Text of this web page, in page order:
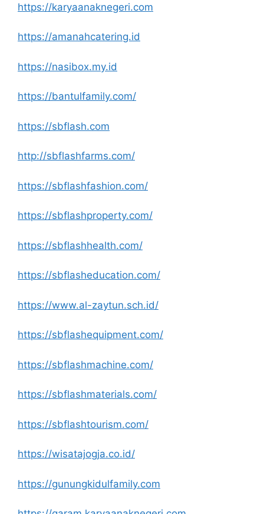
https://karyaanaknegeri.com
https://amanahcatering.id
https://nasibox.my.id
https://bantulfamily.com/
https://sbflash.com
http://sbflashfarms.com/
https://sbflashfashion.com/
https://sbflashproperty.com/
https://sbflashhealth.com/
https://sbflasheducation.com/
https://www.al-zaytun.sch.id/
https://sbflashequipment.com/
https://sbflashmachine.com/
https://sbflashmaterials.com/
https://sbflashtourism.com/
https://wisatajogja.co.id/
https://gunungkidulfamily.com